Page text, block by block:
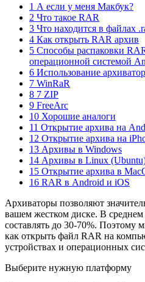
1 А если у меня Макбук?
2 Что такое RAR
3 Что находится в файлах
4 Как открыть RAR архив
5 Способы распаковки
операционной системой
6 Использование
7 WinRaR
8 7 ZIP
9 FreeArc
10 Хорошие аналоги
11 Открытие архива на
12 Открытие архива на
13 Архивы в Windows
14 Архивы в Linux
15 Открытие архива в
16 RAR в Android и iOS
Архиваторы позволяют
вашем жестком диске. В
составлять до 30-70%. Поэтому
как открыть файл RAR на
устройствах и операционных
Выберите нужную платформу